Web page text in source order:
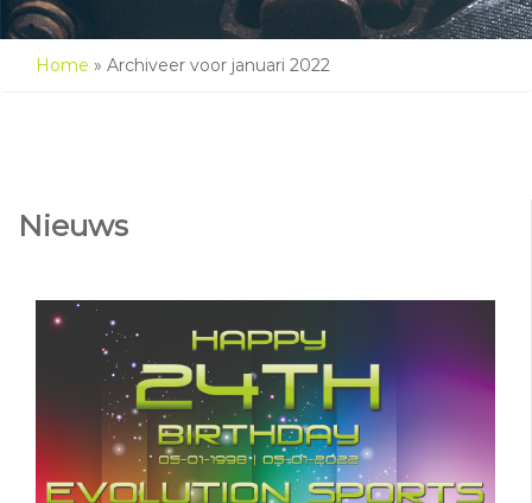
Home » Archiveer voor januari 2022
Nieuws